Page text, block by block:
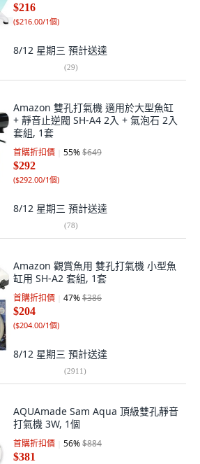
$216
($216.00/1個)
8/12 星期三 預計送達
(29)
Amazon 雙孔打氣機 適用於大型魚缸
+ 靜音止逆閥 SH-A4 2入 + 氣泡石 2入
套組, 1套
首購折扣價 55%$649
$292
($292.00/1個)
8/12 星期三 預計送達
(78)
Amazon 觀賞魚用 雙孔打氣機 小型魚
缸用 SH-A2 套組, 1套
首購折扣價 47%$386
$204
($204.00/1個)
8/12 星期三 預計送達
(2911)
AQUAmade Sam Aqua 頂級雙孔靜音
打氣機 3W, 1個
首購折扣價 56%$884
$381